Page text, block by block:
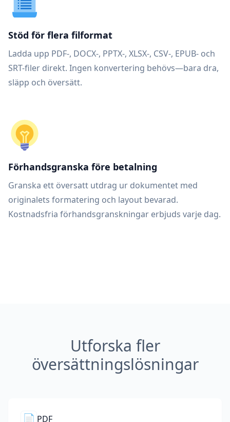
Stöd för flera filformat
Ladda upp PDF-, DOCX-, PPTX-, XLSX-, CSV-, EPUB- och
SRT-filer direkt. Ingen konvertering behövs—bara dra,
släpp och översätt.
Förhandsgranska före betalning
Granska ett översatt utdrag ur dokumentet med
originalets formatering och layout bevarad.
Kostnadsfria förhandsgranskningar erbjuds varje dag.
Utforska fler
översättningslösningar
📄 PDF